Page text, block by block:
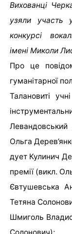
Вихованці
узяли участь
конкурсі
імені Миколи
Про це
гуманітарної
Талановиті
Ольга
дует Кулинич
премії (викл.
Євтушевська
Тетяна
Шмиголь